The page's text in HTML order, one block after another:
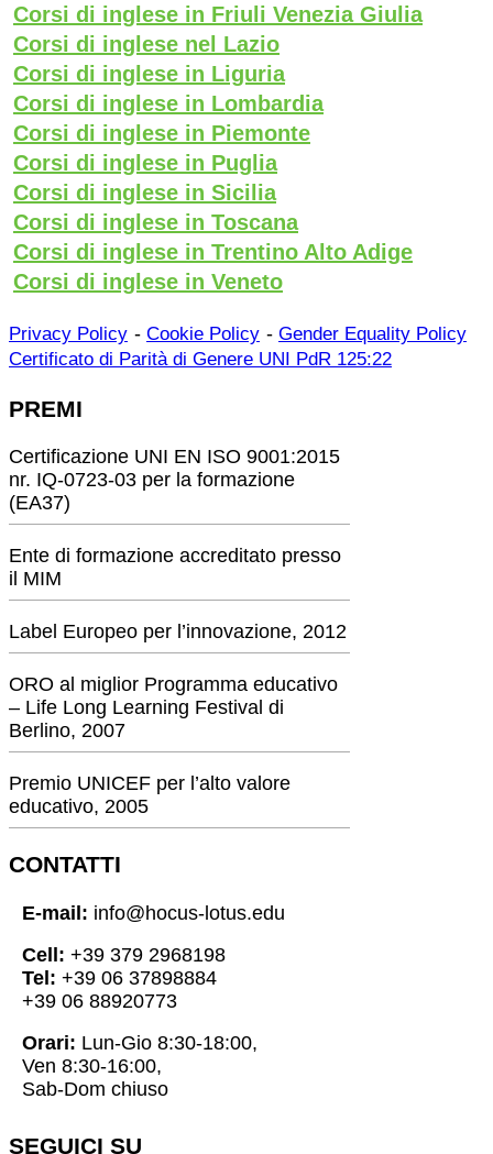
Corsi di inglese in Friuli Venezia Giulia
Corsi di inglese nel Lazio
Corsi di inglese in Liguria
Corsi di inglese in Lombardia
Corsi di inglese in Piemonte
Corsi di inglese in Puglia
Corsi di inglese in Sicilia
Corsi di inglese in Toscana
Corsi di inglese in Trentino Alto Adige
Corsi di inglese in Veneto
Privacy Policy - Cookie Policy - Gender Equality Policy
Certificato di Parità di Genere UNI PdR 125:22
PREMI
Certificazione UNI EN ISO 9001:2015
nr. IQ-0723-03 per la formazione
(EA37)
Ente di formazione accreditato presso
il MIM
Label Europeo per l’innovazione, 2012
ORO al miglior Programma educativo
– Life Long Learning Festival di
Berlino, 2007
Premio UNICEF per l’alto valore
educativo, 2005
CONTATTI
E-mail: info@hocus-lotus.edu
Cell: +39 379 2968198
Tel: +39 06 37898884
+39 06 88920773
Orari: Lun-Gio 8:30-18:00,
Ven 8:30-16:00,
Sab-Dom chiuso
SEGUICI SU